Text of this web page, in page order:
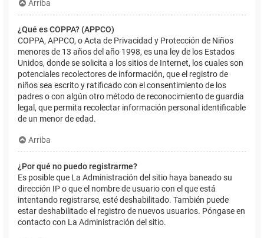
Arriba
¿Qué es COPPA? (APPCO)
COPPA, APPCO, o Acta de Privacidad y Protección de Niños
menores de 13 años del año 1998, es una ley de los Estados
Unidos, donde se solicita a los sitios de Internet, los cuales son
potenciales recolectores de información, que el registro de
niños sea escrito y ratificado con el consentimiento de los
padres o con algún otro método de reconocimiento de guardia
legal, que permita recolectar información personal identificable
de un menor de edad.
Arriba
¿Por qué no puedo registrarme?
Es posible que La Administración del sitio haya baneado su
dirección IP o que el nombre de usuario con el que está
intentando registrarse, esté deshabilitado. También puede
estar deshabilitado el registro de nuevos usuarios. Póngase en
contacto con La Administración del sitio.